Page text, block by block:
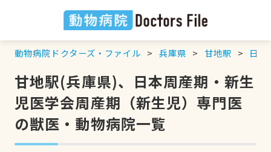
動物病院ドクターズ・ファイル 兵庫県 甘地駅 日
甘地駅(兵庫県)、日本周産期・新生
児医学会周産期（新生児）専門医
の獣医・動物病院一覧